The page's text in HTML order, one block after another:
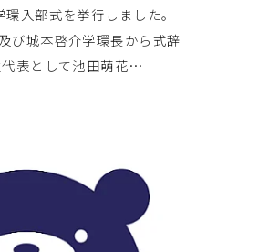
入部式を挙行しました。
び城本啓介学環長から式辞
表として池田萌花…